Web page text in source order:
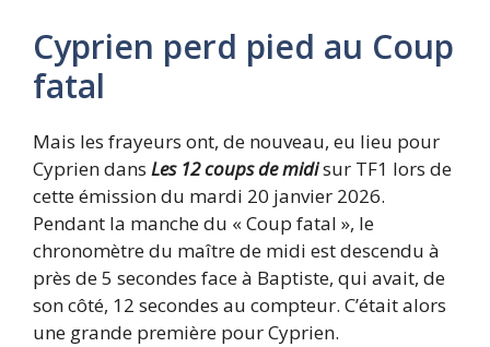
Cyprien perd pied au Coup
fatal
Mais les frayeurs ont, de nouveau, eu lieu pour
Cyprien dans Les 12 coups de midisur TF1 lors de
cette émission du mardi 20 janvier 2026.
Pendant la manche du « Coup fatal », le
chronomètre du maître de midi est descendu à
près de 5 secondes face à Baptiste, qui avait, de
son côté, 12 secondes au compteur. C’était alors
une grande première pour Cyprien.